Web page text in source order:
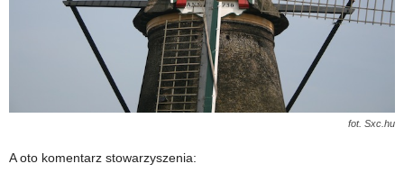
fot. Sxc.hu
A oto komentarz stowarzyszenia: